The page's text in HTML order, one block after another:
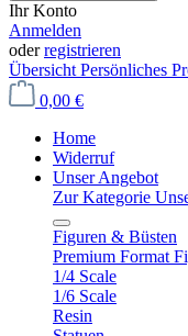
Ihr Konto
Anmelden
oderregistrieren
Übersicht Persönliches
0,00 €
Home
Widerruf
Unser Angebot
Zur Kategorie
Figuren & Büsten
Premium Format
1/4 Scale
1/6 Scale
Resin